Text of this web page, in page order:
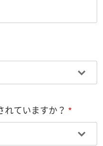
れていますか？